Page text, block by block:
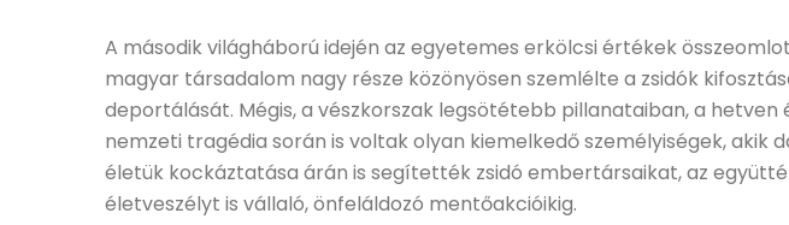
A második világháború idején az egyetemes erkölcsi értékek
magyar társadalom nagy része közönyösen szemlélte a zsidók
deportálását. Mégis, a vészkorszak legsötétebb pillanataiban, a hetven
nemzeti tragédia során is voltak olyan kiemelkedő személyiségek, akik
életük kockáztatása árán is segítették zsidó embertársaikat, az
életveszélyt is vállaló, önfeláldozó mentőakcióikig.